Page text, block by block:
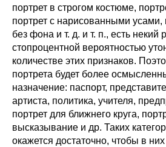
портрет в строгом костюме,
портрет с нарисованными усами,
без фона и т. д. и т. п., есть некий
стопроцентной вероятностью
количестве этих признаков.
портрета будет более
назначение: паспорт,
артиста, политика, учителя,
портрет для ближнего круга,
высказывание и др. Таких
окажется достаточно, чтобы в